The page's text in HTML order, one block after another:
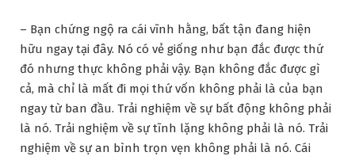
– Bạn chứng ngộ ra cái vĩnh hằng, bất tận đang hiện
hữu ngay tại đây. Nó có vẻ giống như bạn đắc được thứ
đó nhưng thực không phải vậy. Bạn không đắc được gì
cả, mà chỉ là mất đi mọi thứ vốn không phải là của bạn
ngay từ ban đầu. Trải nghiệm về sự bất động không phải
là nó. Trải nghiệm về sự tĩnh lặng không phải là nó. Trải
nghiệm về sự an bình trọn vẹn không phải là nó. Cái